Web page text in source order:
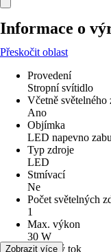
Informace o
Přeskočit oblast
Provedení
Stropní svítidlo
Včetně světelného
Ano
Objímka
LED napevno
Typ zdroje
LED
Stmívací
Ne
Počet světelných
1
Max. výkon
30 W
Světelný tok
Zobrazit více